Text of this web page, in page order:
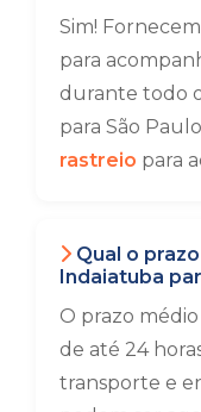
Sim!
para
durante todo
para São
rastreio para
Qual o
Indaiatuba
O prazo
de até 24
transporte e